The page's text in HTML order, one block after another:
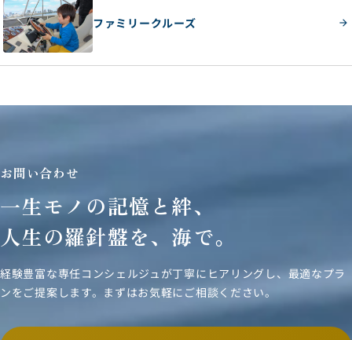
ファミリークルーズ
お問い合わせ
一生モノの記憶と絆、
人生の羅針盤を、海で。
経験豊富な専任コンシェルジュが丁寧にヒアリングし、 最適なプラ
ンをご提案します。まずはお気軽にご相談ください。